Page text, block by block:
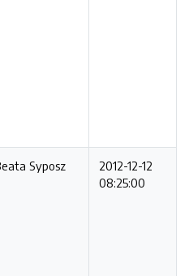
Syposz
2012-12-12
08:25:00